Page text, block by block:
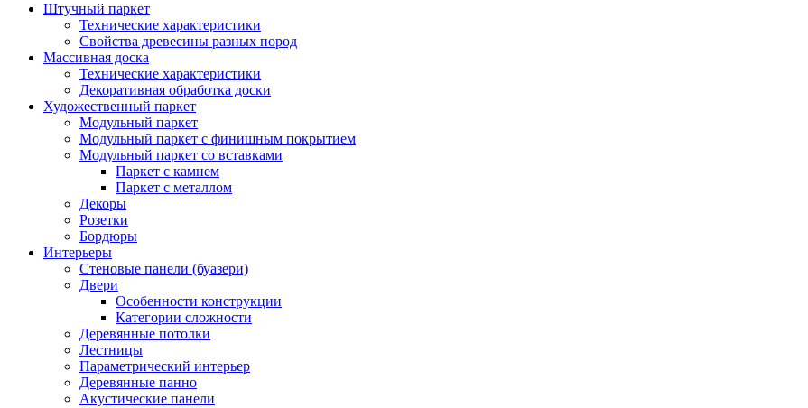
Штучный паркет
Технические характеристики
Свойства древесины разных пород
Массивная доска
Технические характеристики
Декоративная обработка доски
Художественный паркет
Модульный паркет
Модульный паркет с финишным покрытием
Модульный паркет со вставками
Паркет с камнем
Паркет с металлом
Декоры
Розетки
Бордюры
Интерьеры
Стеновые панели (буазери)
Двери
Особенности конструкции
Категории сложности
Деревянные потолки
Лестницы
Параметрический интерьер
Деревянные панно
Акустические панели